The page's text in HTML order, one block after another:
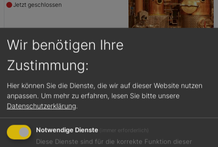
Jetzt geschlossen
Alte Hausbrennerei
Penninger
Jetzt geschlossen
Wir benötigen Ihre
Zustimmung:
Hier können Sie die Dienste, die wir auf dieser Website nutzen
anpassen. Um mehr zu erfahren, lesen Sie bitte unsere
Datenschutzerklärung
Notwendige Dienste (immer erforderlich)
Diese Dienste sind für die korrekte Funktion dieser